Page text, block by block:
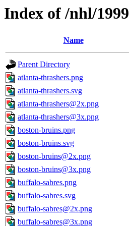
Index of /nhl/1999
Name
Parent Directory
atlanta-thrashers.png
atlanta-thrashers.svg
atlanta-thrashers@2x.png
atlanta-thrashers@3x.png
boston-bruins.png
boston-bruins.svg
boston-bruins@2x.png
boston-bruins@3x.png
buffalo-sabres.png
buffalo-sabres.svg
buffalo-sabres@2x.png
buffalo-sabres@3x.png